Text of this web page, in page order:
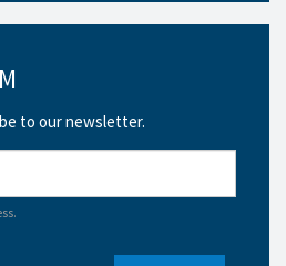
to our newsletter.